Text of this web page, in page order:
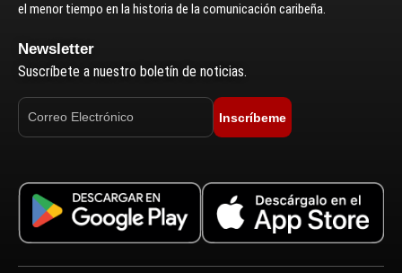
el menor tiempo en la historia de la comunicación caribeña.
Newsletter
Suscríbete a nuestro boletín de noticias.
Inscríbeme